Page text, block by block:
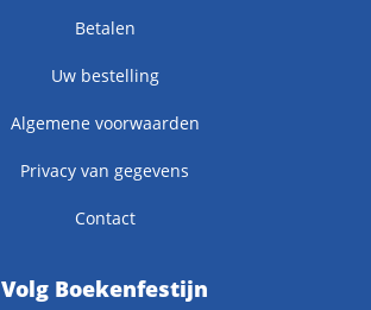
Betalen
Uw bestelling
Algemene voorwaarden
Privacy van gegevens
Contact
Volg Boekenfestijn